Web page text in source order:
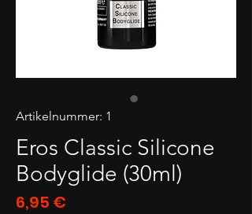
Artikelnummer: 1
Eros Classic Silicone
Bodyglide (30ml)
6,95 €